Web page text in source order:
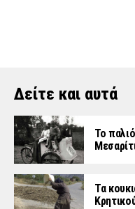
Δείτε και αυτά
Το
Τα